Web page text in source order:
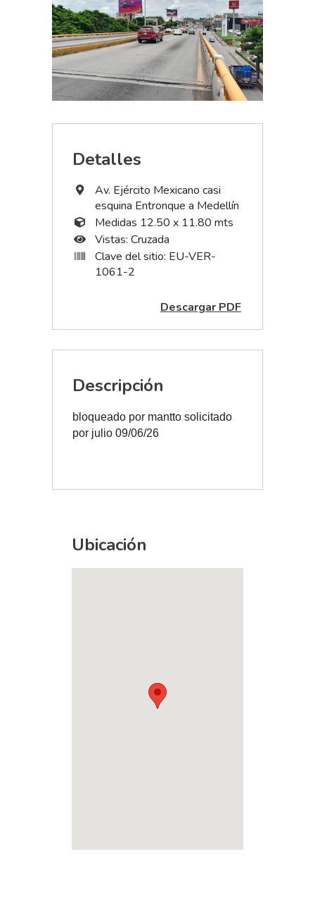
Detalles
Av. Ejército Mexicano casi
esquina Entronque a Medellín
Medidas 12.50 x 11.80 mts
Vistas: Cruzada
Clave del sitio: EU-VER-
1061-2
Descargar PDF
Descripción
bloqueado por mantto solicitado
por julio 09/06/26
Ubicación